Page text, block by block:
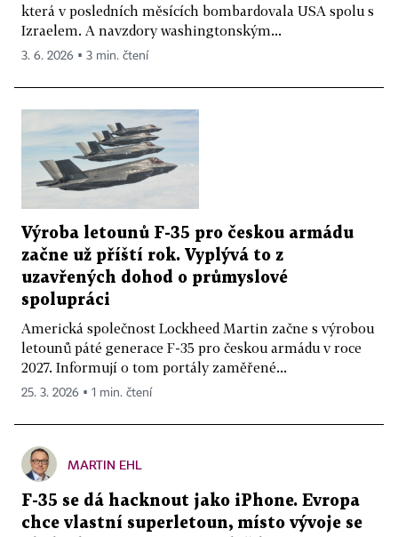
která v posledních měsících bombardovala USA spolu s
Izraelem. A navzdory washingtonským...
3. 6. 2026 ▪ 3 min. čtení
Výroba letounů F-35 pro českou armádu
začne už příští rok. Vyplývá to z
uzavřených dohod o průmyslové
spolupráci
Americká společnost Lockheed Martin začne s výrobou
letounů páté generace F-35 pro českou armádu v roce
2027. Informují o tom portály zaměřené...
25. 3. 2026 ▪ 1 min. čtení
MARTIN EHL
F-35 se dá hacknout jako iPhone. Evropa
chce vlastní superletoun, místo vývoje se